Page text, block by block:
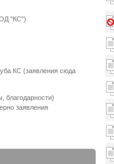
"КС")
КС (заявления сюда
благодарности)
заявления